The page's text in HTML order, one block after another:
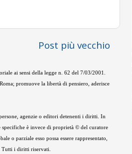
Post più vecchio
ai sensi della legge n. 62 del 7/03/2001.
promuove la libertà di pensiero, aderisce
agenzie o editori detenenti i diritti. In
è invece di proprietà © del curatore
o parziale esso possa essere rappresentato,
Tutti i diritti riservati.